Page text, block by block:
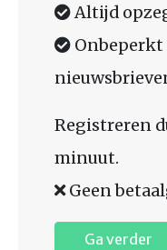
Altijd
Onbeperkt
Registreren
minuut.
Geen
Ga verder